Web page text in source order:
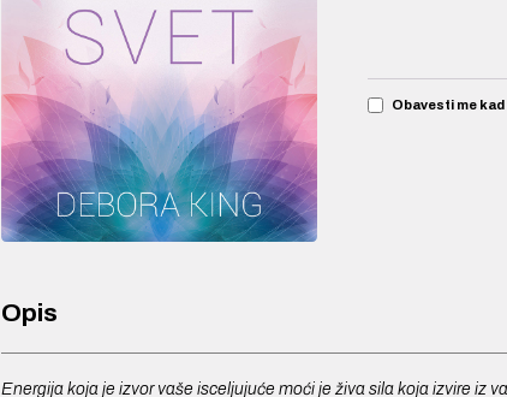
Obavesti me
Opis
Energija koja je izvor vaše isceljujuće moći je živa sila koja izvire iz